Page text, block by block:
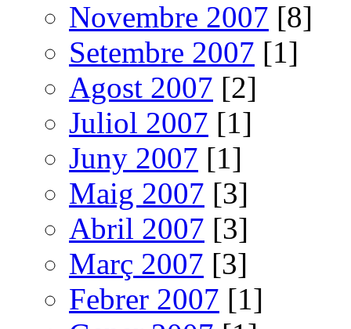
Novembre 2007 [8]
Setembre 2007 [1]
Agost 2007 [2]
Juliol 2007 [1]
Juny 2007 [1]
Maig 2007 [3]
Abril 2007 [3]
Març 2007 [3]
Febrer 2007 [1]